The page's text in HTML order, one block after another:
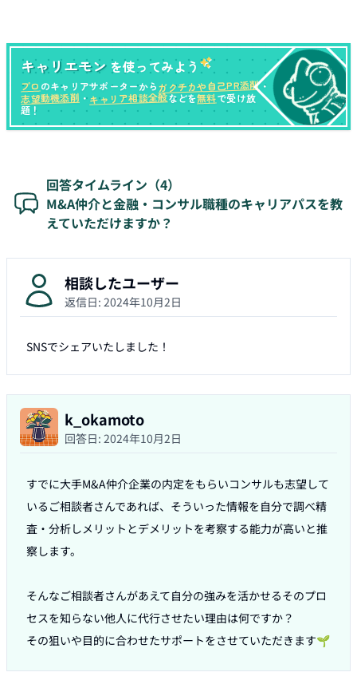
キャリエモン を使ってみよう
プロ のキャリアサポーターからガクチカや自己PR添削・
志望動機添削 ・キャリア相談全般などを無料で受け放
題！
回答タイムライン（4）
M&A仲介と金融・コンサル職種のキャリアパスを教
えていただけますか？
相談したユーザー
返信日: 2024年10月2日
SNSでシェアいたしました！
k_okamoto
回答日: 2024年10月2日
すでに大手M&A仲介企業の内定をもらいコンサルも志望して
いるご相談者さんであれば、そういった情報を自分で調べ精
査・分析しメリットとデメリットを考察する能力が高いと推
察します。
そんなご相談者さんがあえて自分の強みを活かせるそのプロ
セスを知らない他人に代行させたい理由は何ですか？
その狙いや目的に合わせたサポートをさせていただきます🌱